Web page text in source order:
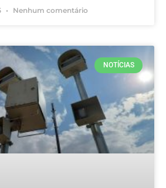
Nenhum comentário
NOTÍCIAS